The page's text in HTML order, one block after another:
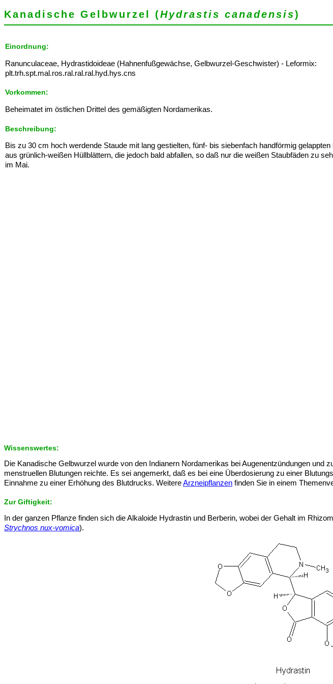
Kanadische Gelbwurzel (Hydrastis canadensis)
Einordnung:
Ranunculaceae, Hydrastidoideae (Hahnenfußgewächse, Gelbwurzel-Geschwister) - Leformix:
plt.trh.spt.mal.ros.ral.ral.ral.hyd.hys.cns
Vorkommen:
Beheimatet im östlichen Drittel des gemäßigten Nordamerikas.
Beschreibung:
Bis zu 30 cm hoch werdende Staude mit lang gestielten, fünf- bis siebenfach handförmig
aus grünlich-weißen Hüllblättern, die jedoch bald abfallen, so daß nur die weißen Staubfäden zu
im Mai.
Wissenswertes:
Die Kanadische Gelbwurzel wurde von den Indianern Nordamerikas bei Augenentzündungen
menstruellen Blutungen reichte. Es sei angemerkt, daß es bei eine Überdosierung zu einer
Einnahme zu einer Erhöhung des Blutdrucks. WeitereArzneipflanzen finden Sie in einem
Zur Giftigkeit:
In der ganzen Pflanze finden sich die Alkaloide Hydrastin und Berberin, wobei der Gehalt im
Strychnos nux-vomica).